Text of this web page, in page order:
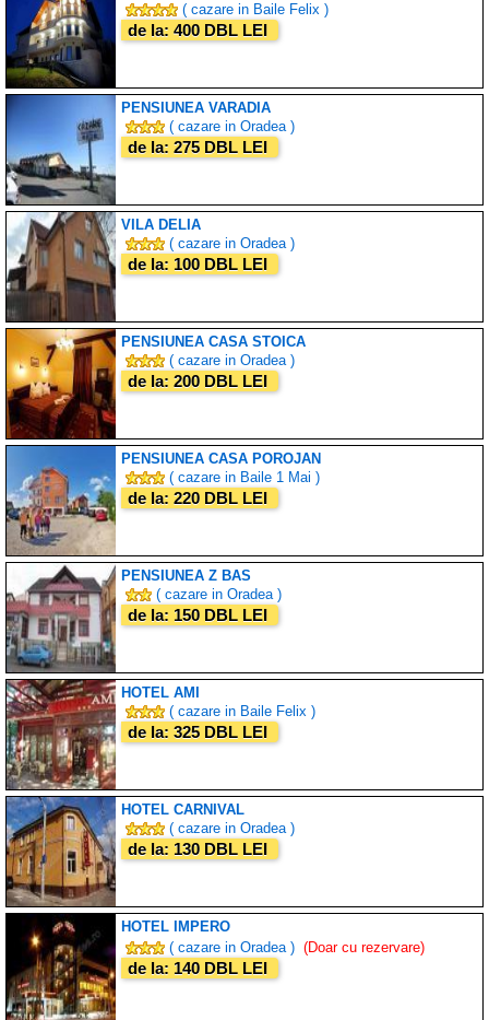
( cazare in Baile Felix )
de la: 400 DBL LEI
PENSIUNEA VARADIA
( cazare in Oradea )
de la: 275 DBL LEI
VILA DELIA
( cazare in Oradea )
de la: 100 DBL LEI
PENSIUNEA CASA STOICA
( cazare in Oradea )
de la: 200 DBL LEI
PENSIUNEA CASA POROJAN
( cazare in Baile 1 Mai )
de la: 220 DBL LEI
PENSIUNEA Z BAS
( cazare in Oradea )
de la: 150 DBL LEI
HOTEL AMI
( cazare in Baile Felix )
de la: 325 DBL LEI
HOTEL CARNIVAL
( cazare in Oradea )
de la: 130 DBL LEI
HOTEL IMPERO
( cazare in Oradea ) (Doar cu rezervare)
de la: 140 DBL LEI